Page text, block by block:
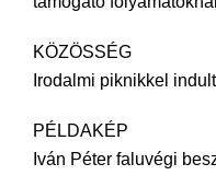
KÖZÖSSÉG
Irodalmi piknikkel
PÉLDAKÉP
Iván Péter faluvégi